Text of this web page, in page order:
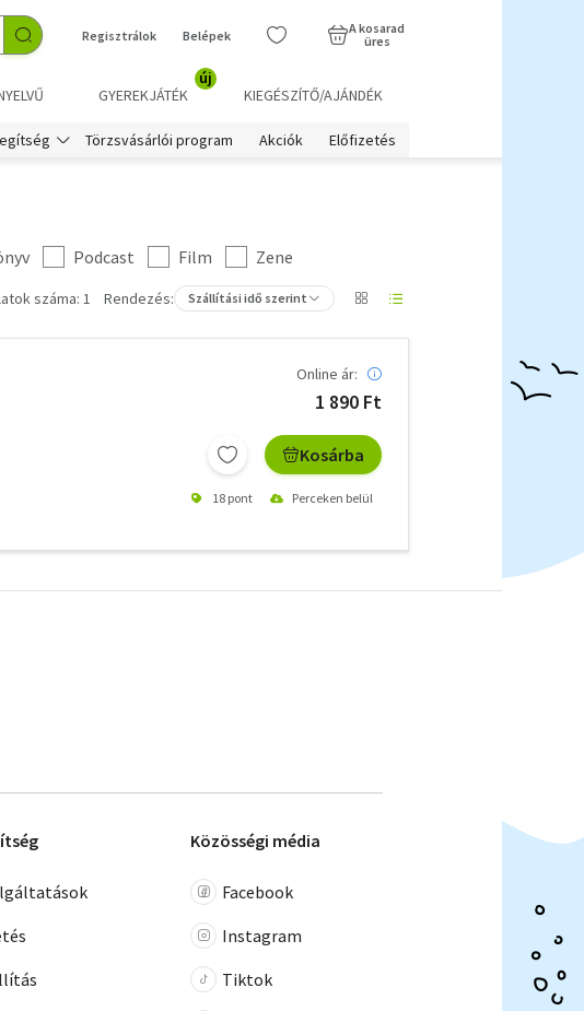
Regisztrálok Belépek
A kosarad
üres
GYEREKJÁTÉK
új
KIEGÉSZÍTŐ/AJÁNDÉK
Törzsvásárlói program Akciók Előfizetés
Podcast Film
Zene
száma: 1 Rendezés: Szállítási idő szerint
Online ár:
1 890 Ft
Kosárba
18 pont Perceken belül
Közösségi média
Facebook
Instagram
Tiktok